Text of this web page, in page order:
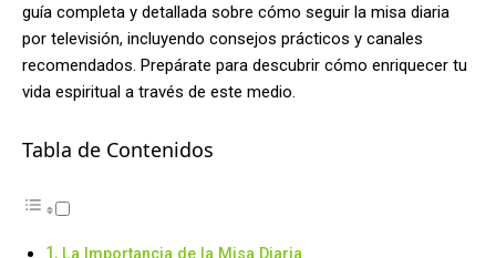
guía completa y detallada sobre cómo seguir la misa diaria
por televisión, incluyendo consejos prácticos y canales
recomendados. Prepárate para descubrir cómo enriquecer tu
vida espiritual a través de este medio.
Tabla de Contenidos
La Importancia de la Misa Diaria